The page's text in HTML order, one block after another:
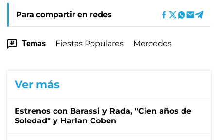
Para compartir en redes
Temas Fiestas Populares Mercedes
Ver más
Estrenos con Barassi y Rada, "Cien años de
Soledad" y Harlan Coben